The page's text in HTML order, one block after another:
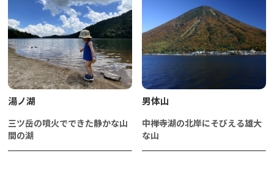
湯ノ湖
三ツ岳の噴火でできた静かな山
間の湖
男体山
中禅寺湖の北岸にそびえる雄大
な山